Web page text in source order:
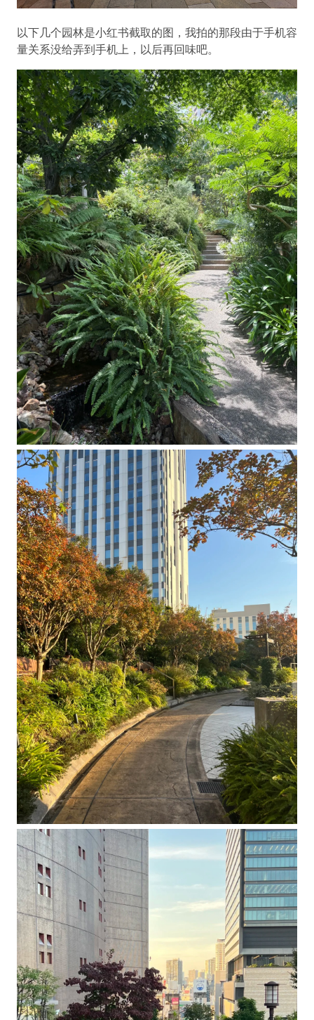
以下几个园林是小红书截取的图，我拍的那段由于手机容
量关系没给弄到手机上，以后再回味吧。